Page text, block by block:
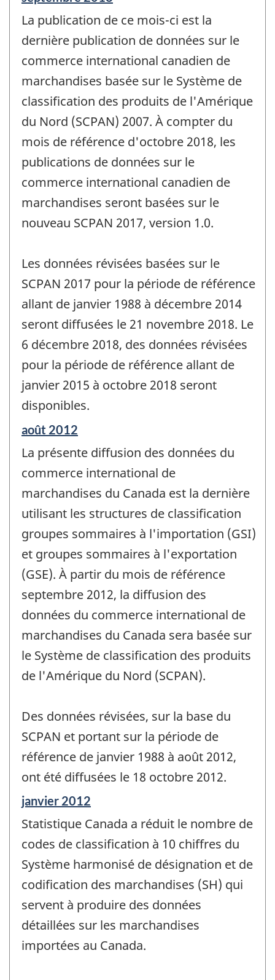
référence
de
changement
-
La publication de ce mois-ci est la
dernière publication de données sur le
commerce international canadien de
marchandises basée sur le Système de
classification des produits de l'Amérique
du Nord (SCPAN) 2007. À compter du
mois de référence d'octobre 2018, les
publications de données sur le
commerce international canadien de
marchandises seront basées sur le
nouveau SCPAN 2017, version 1.0.
Les données révisées basées sur le
SCPAN 2017 pour la période de référence
allant de janvier 1988 à décembre 2014
seront diffusées le 21 novembre 2018. Le
6 décembre 2018, des données révisées
pour la période de référence allant de
janvier 2015 à octobre 2018 seront
disponibles.
Période
référence
de
-
août 2012
La présente diffusion des données du
commerce international de
marchandises du Canada est la dernière
utilisant les structures de classification
groupes sommaires à l'importation (GSI)
et groupes sommaires à l'exportation
(GSE). À partir du mois de référence
septembre 2012, la diffusion des
données du commerce international de
marchandises du Canada sera basée sur
le Système de classification des produits
de l'Amérique du Nord (SCPAN).
Des données révisées, sur la base du
SCPAN et portant sur la période de
référence de janvier 1988 à août 2012,
ont été diffusées le 18 octobre 2012.
Période
référence
de
-
janvier 2012
Statistique Canada a réduit le nombre de
codes de classification à 10 chiffres du
Système harmonisé de désignation et de
codification des marchandises (SH) qui
servent à produire des données
détaillées sur les marchandises
importées au Canada.